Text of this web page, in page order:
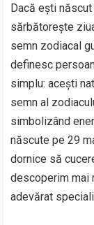
Dacă ești
sărbătorește
semn zodiacal
definesc
simplu: acești
semn al
simbolizând
născute pe 29
dornice să
descoperim mai
adevărat